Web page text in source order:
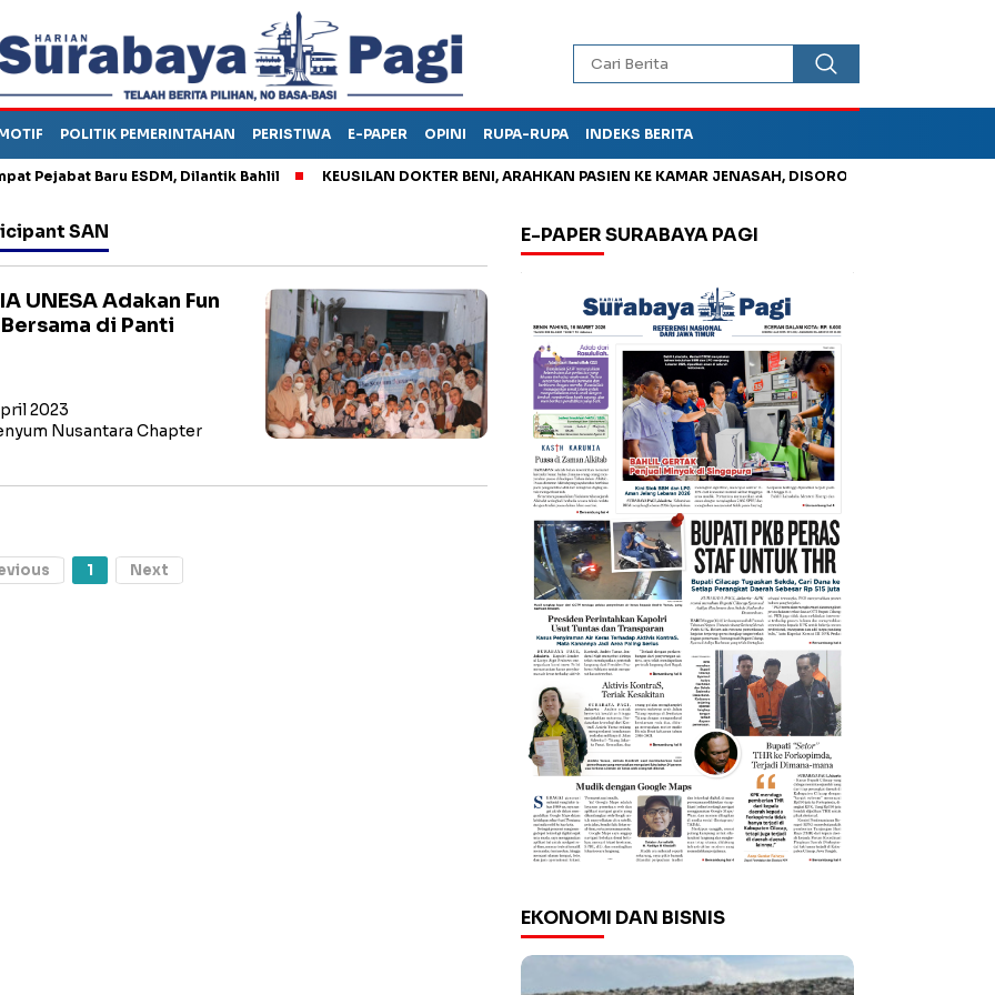
POLITIK PEMERINTAHAN PERISTIWA E-PAPER OPINI RUPA-RUPA INDEKS BERITA
Baru ESDM, Dilantik Bahlil KEUSILAN DOKTER BENI, ARAHKAN PASIEN KE KAMAR JENASAH, DISOROT
SAN
UNESA Adakan Fun
di Panti
2023
Nusantara Chapter
1 Next
E-PAPER SURABAYA PAGI
EKONOMI DAN BISNIS